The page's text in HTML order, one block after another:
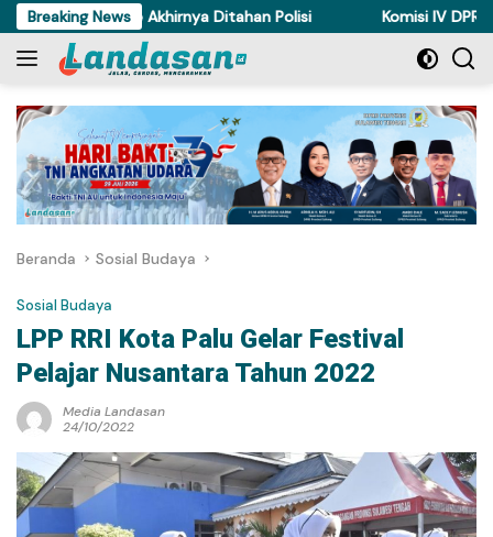
Langsung
ke
konten
Breaking News
di Torue Akhirnya Ditahan Polisi Komisi IV DPRD
Beranda Sosial Budaya
Sosial Budaya
LPP RRI Kota Palu Gelar Festival
Pelajar Nusantara Tahun 2022
Media Landasan
24/10/2022